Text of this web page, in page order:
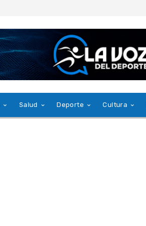
Salud Deporte Cultura